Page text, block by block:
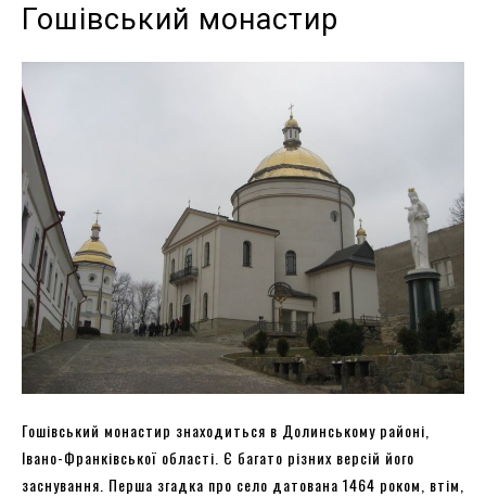
Гошівський монастир
Гошівський монастир знаходиться в Долинському районі,
Івано-Франківської області. Є багато різних версій його
заснування. Перша згадка про село датована 1464 роком, втім,